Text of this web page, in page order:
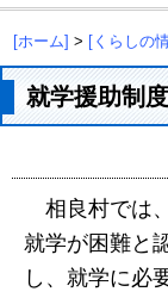
[ホーム] > [くらしの
就学援助制
相良村では
就学が困難と
し、就学に必